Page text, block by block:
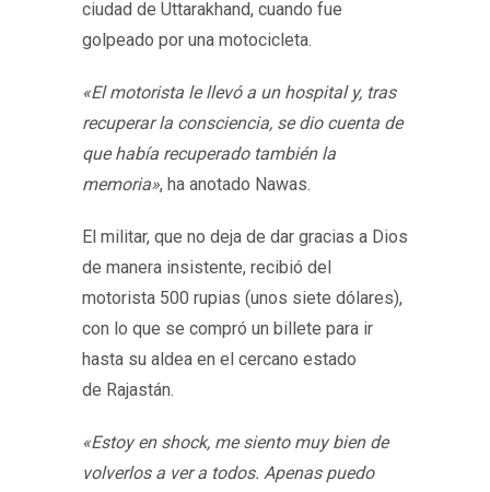
ciudad de Uttarakhand, cuando fue
golpeado por una motocicleta.
«El motorista le llevó a un hospital y, tras
recuperar la consciencia, se dio cuenta de
que había recuperado también la
memoria», ha anotado Nawas.
El militar, que no deja de dar gracias a Dios
de manera insistente, recibió del
motorista 500 rupias (unos siete dólares),
con lo que se compró un billete para ir
hasta su aldea en el cercano estado
de Rajastán.
«Estoy en shock, me siento muy bien de
volverlos a ver a todos. Apenas puedo